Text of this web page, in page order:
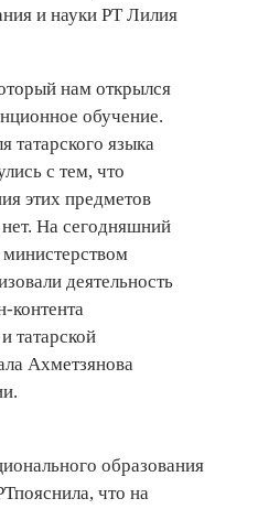
и науки РТ Лилия
нам открылся
обучение.
татарского языка
с тем, что
этих предметов
На сегодняшний
деятельность
контента
татарской
Ахметзянова
образования
что на